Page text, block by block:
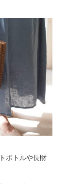
ボトルや長財